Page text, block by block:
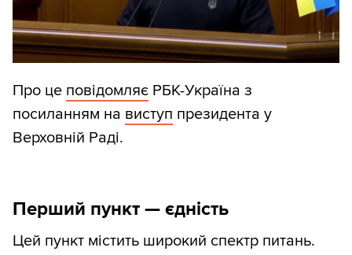
Про це повідомляє РБК-Україна з
посиланням на виступ президента у
Верховній Раді.
Перший пункт — єдність
Цей пункт містить широкий спектр питань.